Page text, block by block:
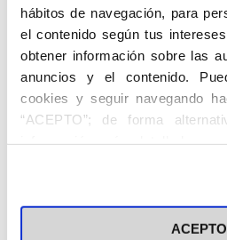
hábitos de navegación, para
el contenido según tus
obtener información sobre las
anuncios y el contenido.
cookies y seguir navegando
“ACEPTO”; de forma
información más detallada y
en el botón "Personalizar". Para
visitar nuestra Política de Cookies
ACEPTO